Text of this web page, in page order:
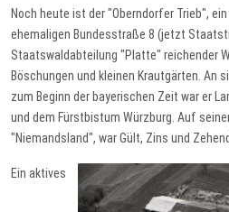
Noch heute ist der "Oberndorfer Trieb",
ehemaligen Bundesstraße 8 (jetzt
Staatswaldabteilung "Platte" reichender
Böschungen und kleinen Krautgärten. An
zum Beginn der bayerischen Zeit war er
und dem Fürstbistum Würzburg. Auf
"Niemandsland", war Gült, Zins und
Ein aktives